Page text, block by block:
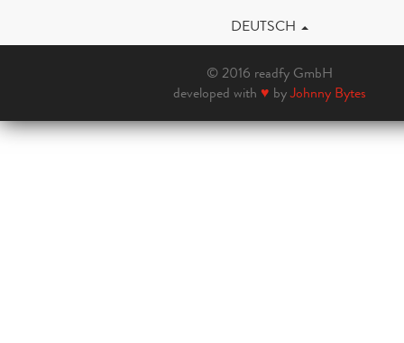
DEUTSCH
© 2016 readfy GmbH
developed with ♥ byJohnny Bytes